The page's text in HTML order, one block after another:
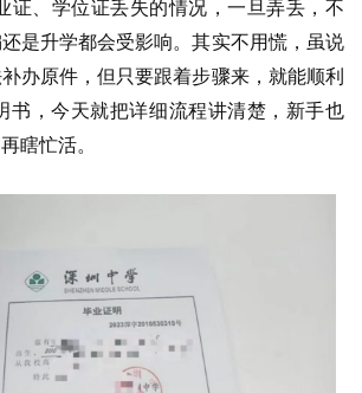
证、学位证丢失的情况，一旦弄丢，不
是升学都会受影响。其实不用慌，虽说
办原件，但只要跟着步骤来，就能顺利
书，今天就把详细流程讲清楚，新手也
瞎忙活。